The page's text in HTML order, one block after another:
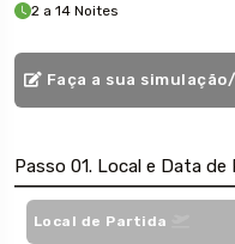
2 a 14 Noites
Faça a sua
Passo 01. Local e
Local de Partida